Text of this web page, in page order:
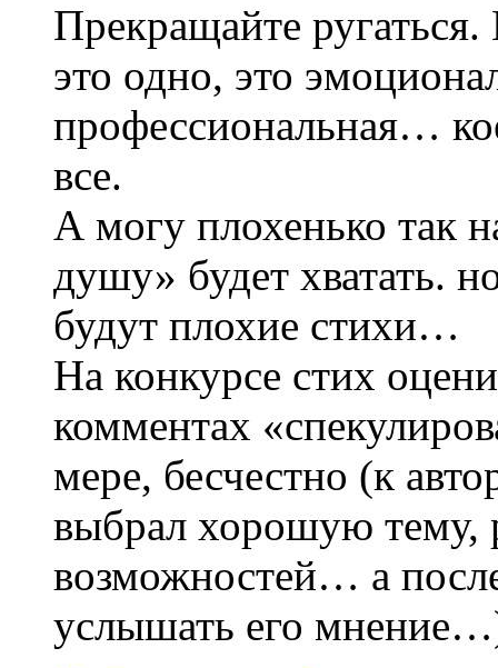
Прекращайте
это одно, это
профессиональная…
все.
А могу плохенько так
душу» будет хватать.
будут плохие стихи…
На конкурсе стих
комментах
мере, бесчестно (к
выбрал хорошую тему,
возможностей… а
услышать его